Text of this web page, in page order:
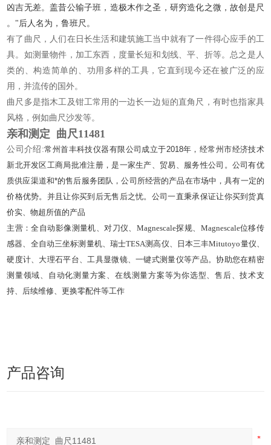
凶吉无差。盖昔公输子班，造极木作之圣，研穷造化之微，故创是尺
。"后人名为，鲁班尺。
有了曲尺，人们在日长生活和建筑施工当中就有了一件得心应手的工
具。如测量物件，加工东西，度量长短和划线、平、折等。总之是人
类的、构造简单的、功用多样的工具，它直到现今还在被广泛的应
用，并流传的国外。
曲尺多是指木工及钳工常用的一边长一边短的直角尺，有时也指家具
风格，例如曲尺沙发等。
亲和测定 曲尺11481
公司介绍:常州首丰科技仪器有限公司成立于2018年，经常州市经济技术
新北开发区工商局批准注册，是一家生产、贸易、服务性公司。公司有优
质供应渠道和*的售后服务团队，公司所经营的产品在市场中，具有一定的
价格优势。并且让你买到后无售后之忧。公司一直秉承保证让你买到货真
价实、物超所值的产品
主营：全自动影像测量机、对刀仪、Magnescale探规、Magnescale位移传
感器、全自动三坐标测量机、瑞士TESA测高仪、日本三丰Mitutoyo量仪、
硬度计、大理石平台、工具显微镜、一键式测量仪等产品。协助您在精密
测量领域、自动化测量方案、在线测量方案等为你选型、售后、技术支
持、后续维修、更换零配件等工作
产品咨询